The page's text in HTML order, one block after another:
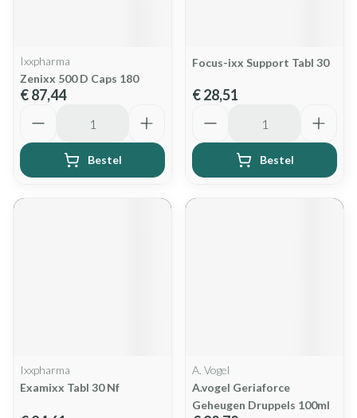
Ixxpharma
Zenixx 500 D Caps 180
€ 87,44
Bestel
Focus-ixx Support Tabl 30
€ 28,51
Bestel
Ixxpharma
Examixx Tabl 30 Nf
A. Vogel
A.vogel Geriaforce
Geheugen Druppels 100ml